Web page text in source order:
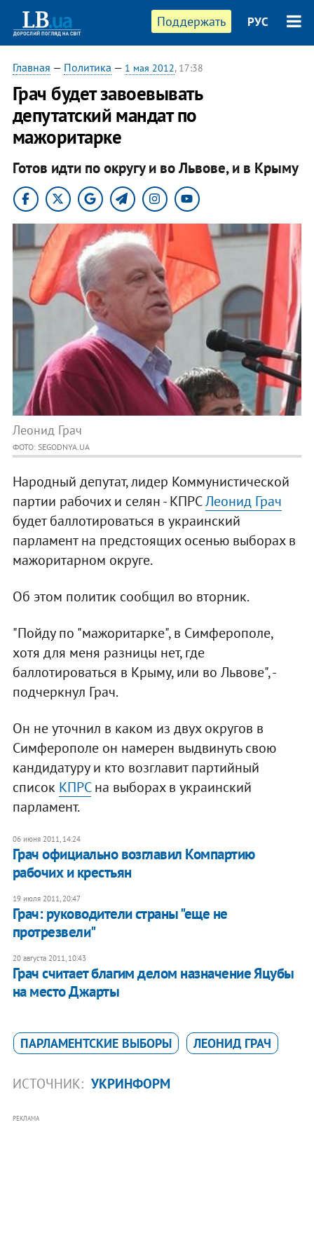
Поддержать РУС
Главная — Политика — 1 мая 2012, 17:38
Грач будет завоевывать
депутатский мандат по
мажоритарке
Готов идти по округу и во Львове, и в Крыму
Леонид Грач
ФОТО: SEGODNYA.UA
Народный депутат, лидер Коммунистической
партии рабочих и селян - КПРСЛеонид Грач
будет баллотироваться в украинский
парламент на предстоящих осенью выборах в
мажоритарном округе.
Об этом политик сообщил во вторник.
"Пойду по "мажоритарке", в Симферополе,
хотя для меня разницы нет, где
баллотироваться в Крыму, или во Львове", -
подчеркнул Грач.
Он не уточнил в каком из двух округов в
Симферополе он намерен выдвинуть свою
кандидатуру и кто возглавит партийный
список КПРСна выборах в украинский
парламент.
06 июня 2011, 14:24
Грач официально возглавил Компартию
рабочих и крестьян
19 июля 2011, 20:47
Грач: руководители страны "еще не
протрезвели"
20 августа 2011, 10:43
Грач считает благим делом назначение Яцубы
на место Джарты
ПАРЛАМЕНТСКИЕ ВЫБОРЫ ЛЕОНИД ГРАЧ
ИСТОЧНИК: УКРИНФОРМ
РЕКЛАМА